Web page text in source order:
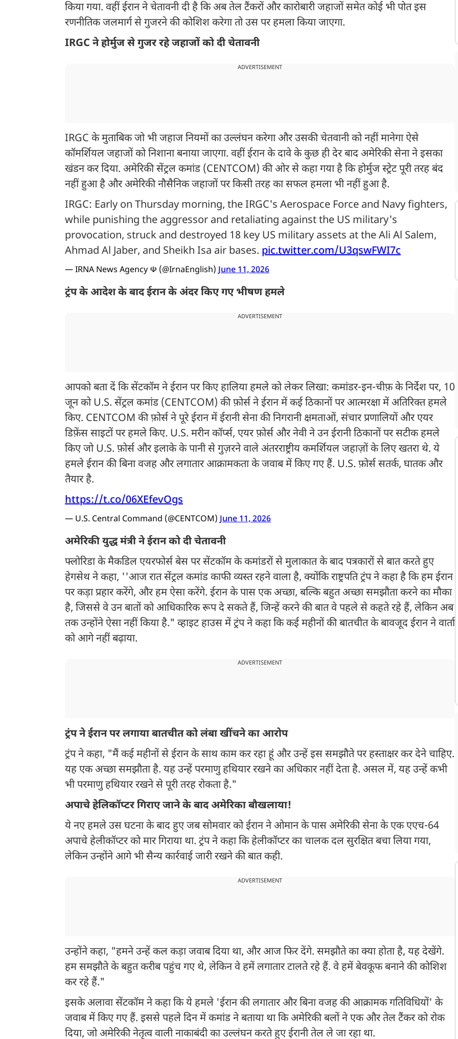
किया गया. वहीं ईरान ने चेतावनी दी है कि अब तेल टैंकरों और कारोबारी जहाजों समेत कोई भी पोत इस
रणनीतिक जलमार्ग से गुजरने की कोशिश करेगा तो उस पर हमला किया जाएगा.
IRGC ने होर्मुज से गुजर रहे जहाजों को दी चेतावनी
ADVERTISEMENT
IRGC के मुताबिक जो भी जहाज नियमों का उल्लंघन करेगा और उसकी चेतवानी को नहीं मानेगा ऐसे
कॉमर्शियल जहाजों को निशाना बनाया जाएगा. वहीं ईरान के दावे के कुछ ही देर बाद अमेरिकी सेना ने इसका
खंडन कर दिया. अमेरिकी सेंट्रल कमांड (CENTCOM) की ओर से कहा गया है कि होर्मुज स्ट्रेट पूरी तरह बंद
नहीं हुआ है और अमेरिकी नौसैनिक जहाजों पर किसी तरह का सफल हमला भी नहीं हुआ है.
IRGC: Early on Thursday morning, the IRGC's Aerospace Force and Navy fighters,
while punishing the aggressor and retaliating against the US military's
provocation, struck and destroyed 18 key US military assets at the Ali Al Salem,
Ahmad Al Jaber, and Sheikh Isa air bases. pic.twitter.com/U3qswFWI7c
— IRNA News Agency ☫ (@IrnaEnglish)June 11, 2026
ट्रंप के आदेश के बाद ईरान के अंदर किए गए भीषण हमले
ADVERTISEMENT
आपको बता दें कि सेंटकॉम ने ईरान पर किए हालिया हमले को लेकर लिखा: कमांडर-इन-चीफ़ के निर्देश पर, 10
जून को U.S. सेंट्रल कमांड (CENTCOM) की फ़ोर्स ने ईरान में कई ठिकानों पर आत्मरक्षा में अतिरिक्त हमले
किए. CENTCOM की फ़ोर्स ने पूरे ईरान में ईरानी सेना की निगरानी क्षमताओं, संचार प्रणालियों और एयर
डिफ़ेंस साइटों पर हमले किए. U.S. मरीन कॉर्प्स, एयर फ़ोर्स और नेवी ने उन ईरानी ठिकानों पर सटीक हमले
किए जो U.S. फ़ोर्स और इलाके के पानी से गुज़रने वाले अंतरराष्ट्रीय कमर्शियल जहाज़ों के लिए खतरा थे. ये
हमले ईरान की बिना वजह और लगातार आक्रामकता के जवाब में किए गए हैं. U.S. फ़ोर्स सतर्क, घातक और
तैयार है.
https://t.co/06XEfevOgs
— U.S. Central Command (@CENTCOM)June 11, 2026
अमेरिकी युद्ध मंत्री ने ईरान को दी चेतावनी
फ्लोरिडा के मैकडिल एयरफोर्स बेस पर सेंटकॉम के कमांडरों से मुलाकात के बाद पत्रकारों से बात करते हुए
हेगसेथ ने कहा, ''आज रात सेंट्रल कमांड काफी व्यस्त रहने वाला है, क्योंकि राष्ट्रपति ट्रंप ने कहा है कि हम ईरान
पर कड़ा प्रहार करेंगे, और हम ऐसा करेंगे. ईरान के पास एक अच्छा, बल्कि बहुत अच्छा समझौता करने का मौका
है, जिससे वे उन बातों को आधिकारिक रूप दे सकते हैं, जिन्हें करने की बात वे पहले से कहते रहे हैं, लेकिन अब
तक उन्होंने ऐसा नहीं किया है." व्हाइट हाउस में ट्रंप ने कहा कि कई महीनों की बातचीत के बावजूद ईरान ने वार्ता
को आगे नहीं बढ़ाया.
ADVERTISEMENT
ट्रंप ने ईरान पर लगाया बातचीत को लंबा खींचने का आरोप
ट्रंप ने कहा, "मैं कई महीनों से ईरान के साथ काम कर रहा हूं और उन्हें इस समझौते पर हस्ताक्षर कर देने चाहिए.
यह एक अच्छा समझौता है. यह उन्हें परमाणु हथियार रखने का अधिकार नहीं देता है. असल में, यह उन्हें कभी
भी परमाणु हथियार रखने से पूरी तरह रोकता है."
अपाचे हेलिकॉप्टर गिराए जाने के बाद अमेरिका बौखलाया!
ये नए हमले उस घटना के बाद हुए जब सोमवार को ईरान ने ओमान के पास अमेरिकी सेना के एक एएच-64
अपाचे हेलीकॉप्टर को मार गिराया था. ट्रंप ने कहा कि हेलीकॉप्टर का चालक दल सुरक्षित बचा लिया गया,
लेकिन उन्होंने आगे भी सैन्य कार्रवाई जारी रखने की बात कही.
ADVERTISEMENT
उन्होंने कहा, "हमने उन्हें कल कड़ा जवाब दिया था, और आज फिर देंगे. समझौते का क्या होता है, यह देखेंगे.
हम समझौते के बहुत करीब पहुंच गए थे, लेकिन वे हमें लगातार टालते रहे हैं. वे हमें बेवकूफ बनाने की कोशिश
कर रहे हैं."
इसके अलावा सेंटकॉम ने कहा कि ये हमले 'ईरान की लगातार और बिना वजह की आक्रामक गतिविधियों' के
जवाब में किए गए हैं. इससे पहले दिन में कमांड ने बताया था कि अमेरिकी बलों ने एक और तेल टैंकर को रोक
दिया, जो अमेरिकी नेतृत्व वाली नाकाबंदी का उल्लंघन करते हुए ईरानी तेल ले जा रहा था.